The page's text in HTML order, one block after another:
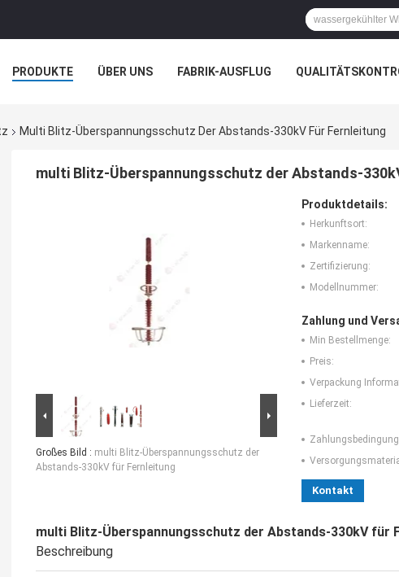
PRODUKTE ÜBER UNS FABRIK-AUSFLUG
Multi Blitz-Überspannungsschutz Der Abstands-330kV Für Fernleitung
multi Blitz-Überspannungsschutz der Abstands-
Großes Bild : multi Blitz-Überspannungsschutz der
Abstands-330kV für Fernleitung
Produktdetails:
Herkunftsort:
Markenname:
Zertifizierung:
Modellnummer:
Zahlung und
Min Bestellmenge:
Preis:
Verpackung
Lieferzeit:
Kontakt
multi Blitz-Überspannungsschutz der Abstands-330kV für
Beschreibung